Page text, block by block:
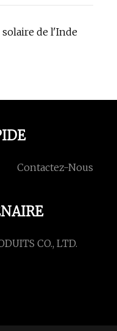
de l'Inde
Contactez-Nous
CO., LTD.